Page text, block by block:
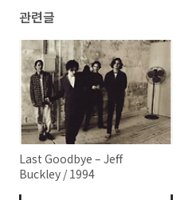
관련글
Last Goodbye – Jeff
Buckley / 1994